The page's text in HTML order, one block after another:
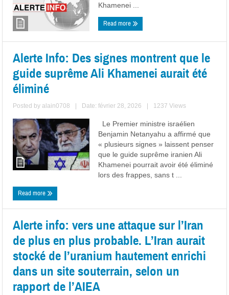
Khamenei ...
Read more
Alerte Info: Des signes montrent que le
guide suprême Ali Khamenei aurait été
éliminé
Posted byalain0708 Date: février 28, 2026 1237 Views
Le Premier ministre israélien
Benjamin Netanyahu a affirmé que
« plusieurs signes » laissent penser
que le guide suprême iranien Ali
Khamenei pourrait avoir été éliminé
lors des frappes, sans t ...
Read more
Alerte info: vers une attaque sur l’Iran
de plus en plus probable. L’Iran aurait
stocké de l’uranium hautement enrichi
dans un site souterrain, selon un
rapport de l’AIEA